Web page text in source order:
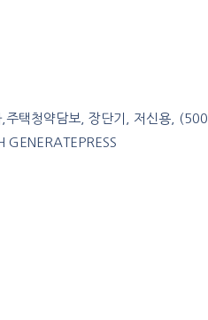
택청약담보, 장단기, 저신용,
GENERATEPRESS